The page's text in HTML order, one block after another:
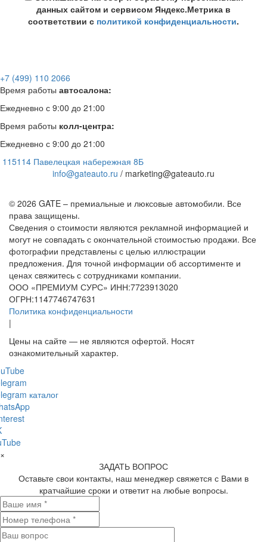
данных сайтом и сервисом Яндекс.Метрика в
соответствии с политикой конфиденциальности.
+7 (499) 110 2066
Время работы автосалона:
Ежедневно с 9:00 до 21:00
Время работы колл-центра:
Ежедневно с 9:00 до 21:00
115114 Павелецкая набережная 8Б
info@gateauto.ru / marketing@gateauto.ru
© 2026 GATE – премиальные и люксовые автомобили. Все
права защищены.
Сведения о стоимости являются рекламной информацией и
могут не совпадать с окончательной стоимостью продажи. Все
фотографии представлены с целью иллюстрации
предложения. Для точной информации об ассортименте и
ценах свяжитесь с сотрудниками компании.
ООО «ПРЕМИУМ СУРС» ИНН:7723913020
ОГРН:1147746747631
Политика конфиденциальности
|
Цены на сайте — не являются офертой. Носят
ознакомительный характер.
каталог
×
ЗАДАТЬ ВОПРОС
Оставьте свои контакты, наш менеджер свяжется с Вами в
кратчайшие сроки и ответит на любые вопросы.